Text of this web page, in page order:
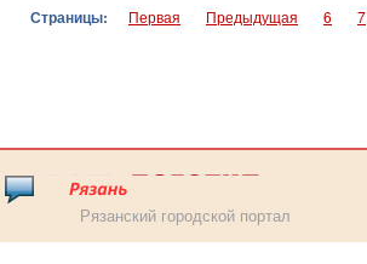
Страницы: Первая Предыдущая 6 7
Рязанский городской портал